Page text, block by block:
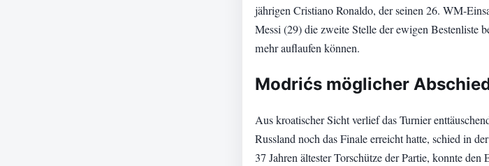
jährigen Cristiano Ronaldo, der seinen 26. WM-
Messi (29) die zweite Stelle der ewigen Bestenliste
mehr auflaufen können.
Modrićs möglicher
Aus kroatischer Sicht verlief das Turnier
Russland noch das Finale erreicht hatte, schied in
37 Jahren ältester Torschütze der Partie, konnte